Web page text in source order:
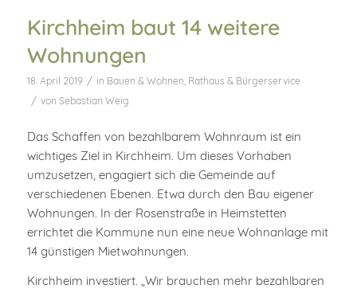
Kirchheim baut 14 weitere
Wohnungen
18. April 2019 / in Bauen & Wohnen, Rathaus & Bürgerservice
/ von Sebastian Weig
Das Schaffen von bezahlbarem Wohnraum ist ein
wichtiges Ziel in Kirchheim. Um dieses Vorhaben
umzusetzen, engagiert sich die Gemeinde auf
verschiedenen Ebenen. Etwa durch den Bau eigener
Wohnungen. In der Rosenstraße in Heimstetten
errichtet die Kommune nun eine neue Wohnanlage mit
14 günstigen Mietwohnungen.
Kirchheim investiert. „Wir brauchen mehr bezahlbaren